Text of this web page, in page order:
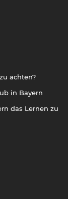
achten?
in Bayern
das Lernen zu